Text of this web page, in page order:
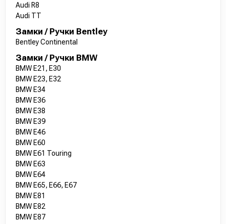
Audi R8
Audi TT
Замки / Ручки Bentley
Bentley Continental
Замки / Ручки BMW
BMW E21, E30
BMW E23, E32
BMW E34
BMW E36
BMW E38
BMW E39
BMW E46
BMW E60
BMW E61 Touring
BMW E63
BMW E64
BMW E65, E66, E67
BMW E81
BMW E82
BMW E87